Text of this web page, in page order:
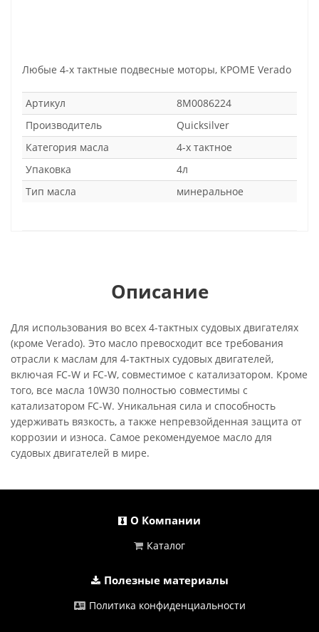
Любые 4-х тактные подвесные моторы, КРОМЕ Verado
Артикул
8M0086224
Производитель
Quicksilver
Категория масла
4-х тактное
Упаковка
4л
Тип масла
минеральное
Описание
Для использования во всех 4-тактных судовых двигателях
(кроме Verado). Это масло превосходит все требования
отрасли к маслам для 4-тактных судовых двигателей,
включая FC-W и FC-W, совместимое с катализатором. Кроме
того, все масла 10W30 полностью совместимы с
катализатором FC-W. Уникальная сила и способность
удерживать вязкость, а также непревзойденная защита от
коррозии и износа. Самое рекомендуемое масло для
судовых двигателей в мире.
О Компании
Каталог
Полезные материалы
Политика конфиденциальности